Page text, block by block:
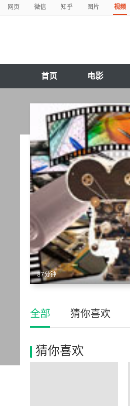
网页 微信 知乎 图片 视频
首页 电影
87分钟
全部 猜你喜欢
猜你喜欢